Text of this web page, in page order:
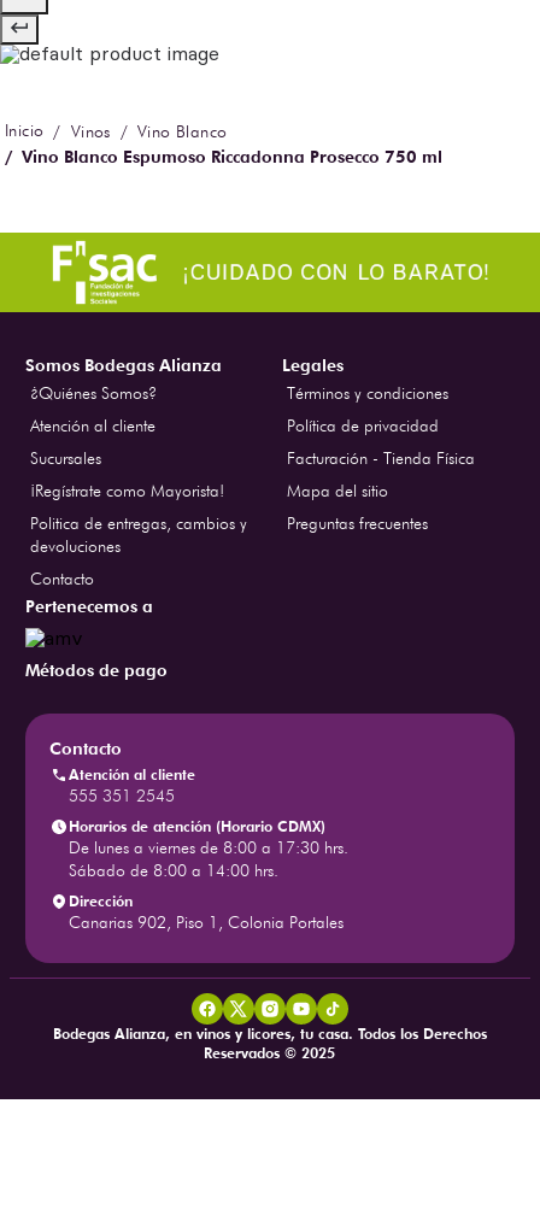
Vinos
Vino Blanco
Vino Blanco Espumoso Riccadonna Prosecco 750 ml
Somos Bodegas Alianza
¿Quiénes Somos?
Atención al cliente
Sucursales
¡Regístrate como Mayorista!
Politica de entregas, cambios y
devoluciones
Contacto
Legales
Términos y condiciones
Política de privacidad
Facturación - Tienda Física
Mapa del sitio
Preguntas frecuentes
Pertenecemos a
Métodos de pago
Contacto
Atención al cliente
555 351 2545
Horarios de atención (Horario CDMX)
De lunes a viernes de 8:00 a 17:30 hrs.
Sábado de 8:00 a 14:00 hrs.
Dirección
Canarias 902, Piso 1, Colonia Portales
Bodegas Alianza, en vinos y licores, tu casa. Todos los Derechos
Reservados © 2025